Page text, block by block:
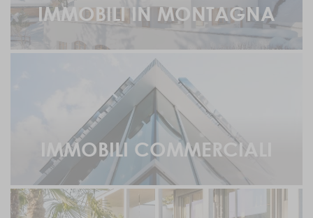
IMMOBILI IN MONTAGNA
IMMOBILI COMMERCIALI